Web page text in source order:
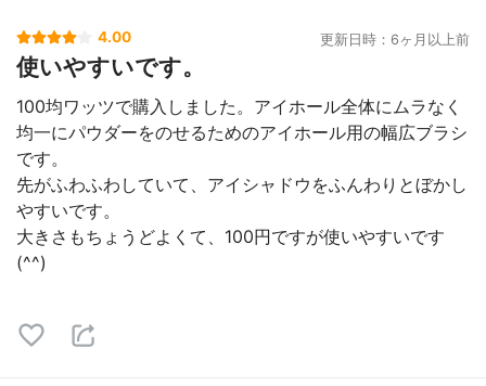
4.00 更新日時：6ヶ月以上前
使いやすいです。
100均ワッツで購入しました。アイホール全体にムラなく
均一にパウダーをのせるためのアイホール用の幅広ブラシ
です。
先がふわふわしていて、アイシャドウをふんわりとぼかし
やすいです。
大きさもちょうどよくて、100円ですが使いやすいです
(^^)